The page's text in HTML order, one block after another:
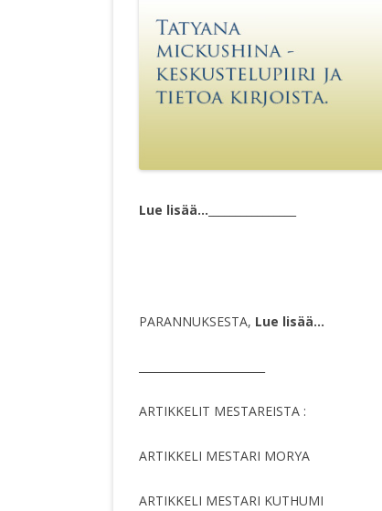
Lue lisää…
PARANNUKSESTA, Lue lisää…
ARTIKKELIT MESTAREISTA :
ARTIKKELI MESTARI MORYA
ARTIKKELI MESTARI KUTHUMI